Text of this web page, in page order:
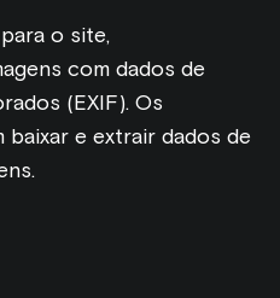
o site,
com dados de
(EXIF). Os
e extrair dados de